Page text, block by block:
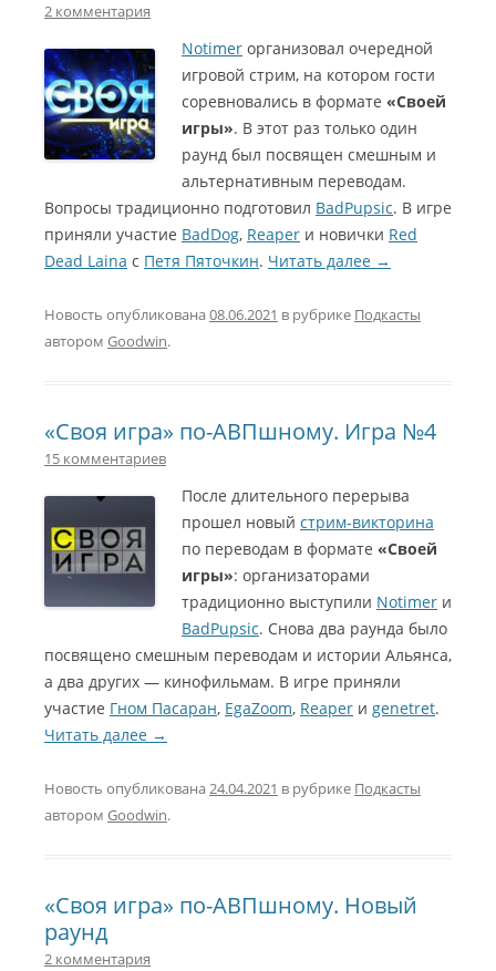
2 комментария
Notimer организовал очередной
игровой стрим, на котором гости
соревновались в формате «Своей
игры». В этот раз только один
раунд был посвящен смешным и
альтернативным переводам.
Вопросы традиционно подготовил BadPupsic. В игре
приняли участие BadDog, Reaper и новички Red
Dead Laina c Петя Пяточкин. Читать далее →
Новость опубликована08.06.2021 в рубрике Подкасты
автором Goodwin.
«Своя игра» по-АВПшному. Игра №4
15 комментариев
После длительного перерыва
прошел новый стрим-викторина
по переводам в формате «Своей
игры»: организаторами
традиционно выступили Notimer и
BadPupsic. Снова два раунда было
посвящено смешным переводам и истории Альянса,
а два других — кинофильмам. В игре приняли
участие Гном Пасаран, EgaZoom, Reaper и genetret.
Читать далее →
Новость опубликована24.04.2021 в рубрике Подкасты
автором Goodwin.
«Своя игра» по-АВПшному. Новый
раунд
2 комментария